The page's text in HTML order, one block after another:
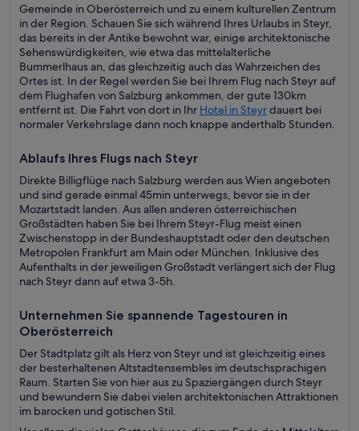
Gemeinde in Oberösterreich und zu einem kulturellen Zentrum
in der Region. Schauen Sie sich während Ihres Urlaubs in Steyr,
das bereits in der Antike bewohnt war, einige architektonische
Sehenswürdigkeiten, wie etwa das mittelalterliche
Bummerlhaus an, das gleichzeitig auch das Wahrzeichen des
Ortes ist. In der Regel werden Sie bei Ihrem Flug nach Steyr auf
dem Flughafen von Salzburg ankommen, der gute 130km
entfernt ist. Die Fahrt von dort in Ihr Hotel in Steyrdauert bei
normaler Verkehrslage dann noch knappe anderthalb Stunden.
Ablaufs Ihres Flugs nach Steyr
Direkte Billigflüge nach Salzburg werden aus Wien angeboten
und sind gerade einmal 45min unterwegs, bevor sie in der
Mozartstadt landen. Aus allen anderen österreichischen
Großstädten haben Sie bei Ihrem Steyr-Flug meist einen
Zwischenstopp in der Bundeshauptstadt oder den deutschen
Metropolen Frankfurt am Main oder München. Inklusive des
Aufenthalts in der jeweiligen Großstadt verlängert sich der Flug
nach Steyr dann auf etwa 3-5h.
Unternehmen Sie spannende Tagestouren in
Oberösterreich
Der Stadtplatz gilt als Herz von Steyr und ist gleichzeitig eines
der besterhaltenen Altstadtensembles im deutschsprachigen
Raum. Starten Sie von hier aus zu Spaziergängen durch Steyr
und bewundern Sie dabei vielen architektonischen Attraktionen
im barocken und gotischen Stil.